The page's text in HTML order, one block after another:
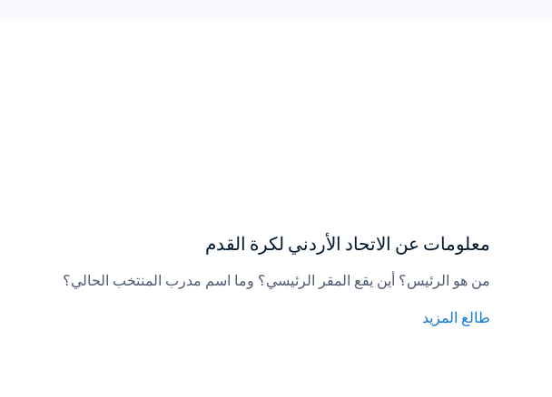
معلومات عن الاتحاد الأردني لكرة القدم
من هو الرئيس؟ أين يقع المقر الرئيسي؟ وما اسم مدرب المنتخب الحالي؟
طالع المزيد